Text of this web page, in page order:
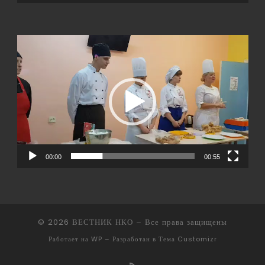
00:00 00:55
© 2026 ВЕСТНИК НКО – Все права защищены
Работает на WP – Разработан в Тема Customizr